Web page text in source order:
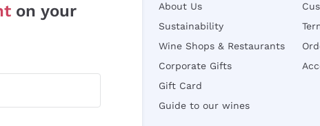
on your
About Us
Sustainability
Wine Shops & Restaurants
Corporate Gifts
Gift Card
Guide to our wines